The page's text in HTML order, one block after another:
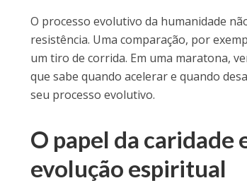
O processo evolutivo da humanidade
resistência. Uma comparação, por
um tiro de corrida. Em uma maratona,
que sabe quando acelerar e quando
seu processo evolutivo.
O papel da caridade
evolução espiritual